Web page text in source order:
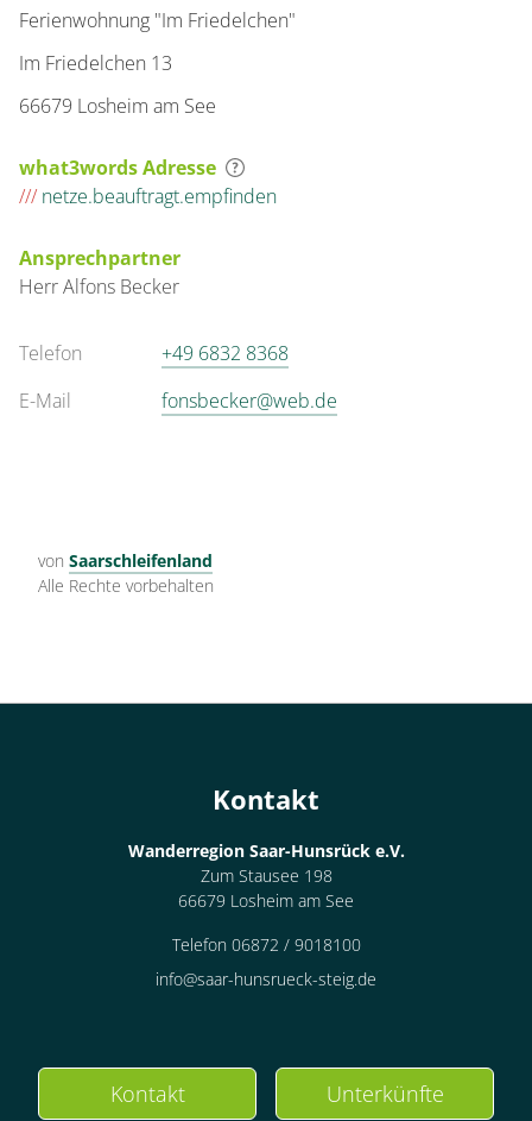
Ferienwohnung "Im Friedelchen"
Im Friedelchen 13
66679 Losheim am See
what3words Adresse
/// netze.beauftragt.empfinden
Ansprechpartner
HerrAlfons Becker
Telefon
+49 6832 8368
E-Mail
fonsbecker@web.de
von Saarschleifenland
Alle Rechte vorbehalten
Kontakt
Wanderregion Saar-Hunsrück e.V.
Zum Stausee 198
66679 Losheim am See
Telefon 06872 / 9018100
info@saar-hunsrueck-steig.de
Kontakt Unterkünfte